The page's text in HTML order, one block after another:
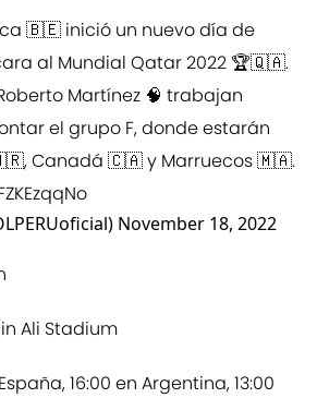
🇧🇪 inició un nuevo día de
al Mundial Qatar 2022 🏆🇶🇦.
Martínez 🧠 trabajan
el grupo F, donde estarán
Canadá 🇨🇦 y Marruecos 🇲🇦.
November 18, 2022
Ali Stadium
16:00 en Argentina, 13:00